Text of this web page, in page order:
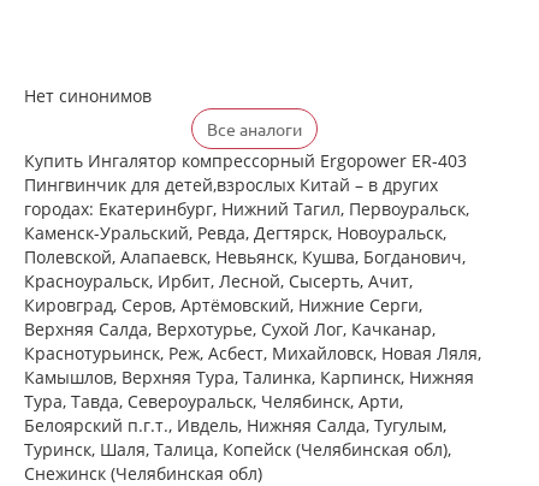
Нет синонимов
Все аналоги
Купить Ингалятор компрессорный Ergopower ER-403
Пингвинчик для детей,взрослых Китай – в других
городах: Екатеринбург, Нижний Тагил, Первоуральск,
Каменск-Уральский, Ревда, Дегтярск, Новоуральск,
Полевской, Алапаевск, Невьянск, Кушва, Богданович,
Красноуральск, Ирбит, Лесной, Сысерть, Ачит,
Кировград, Серов, Артёмовский, Нижние Cерги,
Верхняя Салда, Верхотурье, Сухой Лог, Качканар,
Краснотурьинск, Реж, Асбест, Михайловск, Новая Ляля,
Камышлов, Верхняя Тура, Талинка, Карпинск, Нижняя
Тура, Тавда, Североуральск, Челябинск, Арти,
Белоярский п.г.т., Ивдель, Нижняя Салда, Тугулым,
Туринск, Шаля, Талица, Копейск (Челябинская обл),
Снежинск (Челябинская обл)